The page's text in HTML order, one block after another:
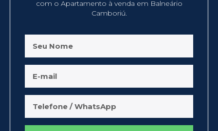
com o Apartamento à venda em Balneário
Camboriú.